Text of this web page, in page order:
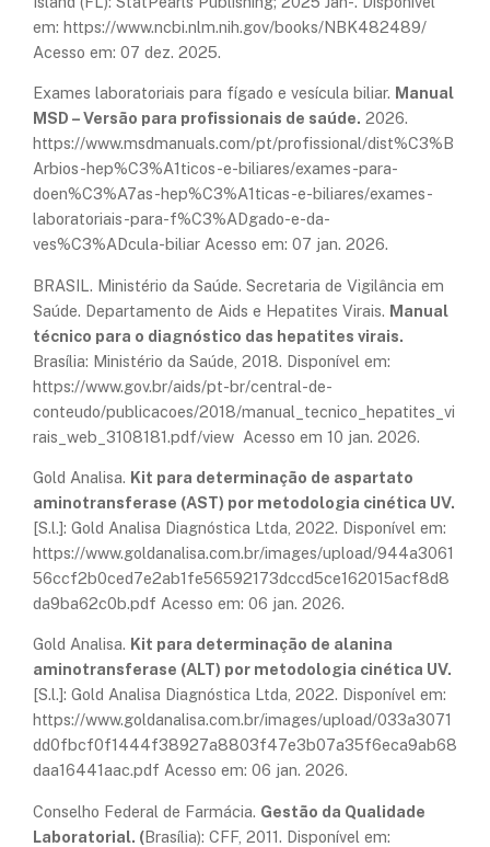
em: https://www.ncbi.nlm.nih.gov/books/NBK482489/
Acesso em: 07 dez. 2025.
Exames laboratoriais para fígado e vesícula biliar. Manual
MSD – Versão para profissionais de saúde. 2026.
https://www.msdmanuals.com/pt/profissional/dist%C3%B
Arbios-hep%C3%A1ticos-e-biliares/exames-para-
doen%C3%A7as-hep%C3%A1ticas-e-biliares/exames-
laboratoriais-para-f%C3%ADgado-e-da-
ves%C3%ADcula-biliar Acesso em: 07 jan. 2026.
BRASIL. Ministério da Saúde. Secretaria de Vigilância em
Saúde. Departamento de Aids e Hepatites Virais. Manual
técnico para o diagnóstico das hepatites virais.
Brasília: Ministério da Saúde, 2018. Disponível em:
https://www.gov.br/aids/pt-br/central-de-
conteudo/publicacoes/2018/manual_tecnico_hepatites_vi
rais_web_3108181.pdf/view Acesso em 10 jan. 2026.
Gold Analisa. Kit para determinação de aspartato
aminotransferase (AST) por metodologia cinética UV.
[S.l.]: Gold Analisa Diagnóstica Ltda, 2022. Disponível em:
https://www.goldanalisa.com.br/images/upload/944a3061
56ccf2b0ced7e2ab1fe56592173dccd5ce162015acf8d8
da9ba62c0b.pdf Acesso em: 06 jan. 2026.
Gold Analisa. Kit para determinação de alanina
aminotransferase (ALT) por metodologia cinética UV.
[S.l.]: Gold Analisa Diagnóstica Ltda, 2022. Disponível em:
https://www.goldanalisa.com.br/images/upload/033a3071
dd0fbcf0f1444f38927a8803f47e3b07a35f6eca9ab68
daa16441aac.pdf Acesso em: 06 jan. 2026.
Conselho Federal de Farmácia. Gestão da Qualidade
Laboratorial. (Brasília): CFF, 2011. Disponível em: